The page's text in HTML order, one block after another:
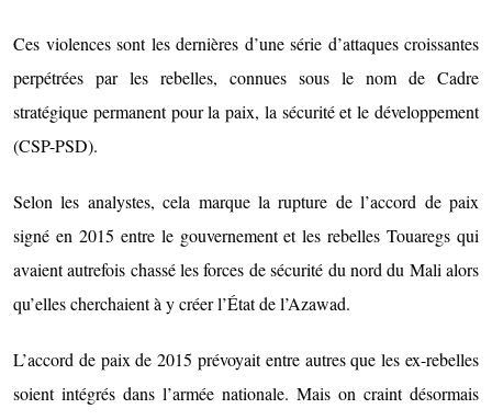
Ces violences sont les dernières d’une série d’attaques croissantes
perpétrées par les rebelles, connues sous le nom de Cadre
stratégique permanent pour la paix, la sécurité et le développement
(CSP-PSD).
Selon les analystes, cela marque la rupture de l’accord de paix
signé en 2015 entre le gouvernement et les rebelles Touaregs qui
avaient autrefois chassé les forces de sécurité du nord du Mali alors
qu’elles cherchaient à y créer l’État de l’Azawad.
L’accord de paix de 2015 prévoyait entre autres que les ex-rebelles
soient intégrés dans l’armée nationale. Mais on craint désormais